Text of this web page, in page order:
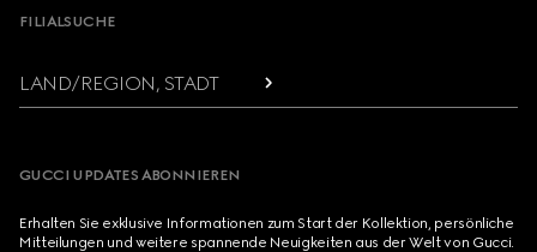
FILIALSUCHE
LAND/REGION, STADT
GUCCI UPDATES ABONNIEREN
Erhalten Sie exklusive Informationen zum Start der Kollektion, persönliche
Mitteilungen und weitere spannende Neuigkeiten aus der Welt von Gucci.